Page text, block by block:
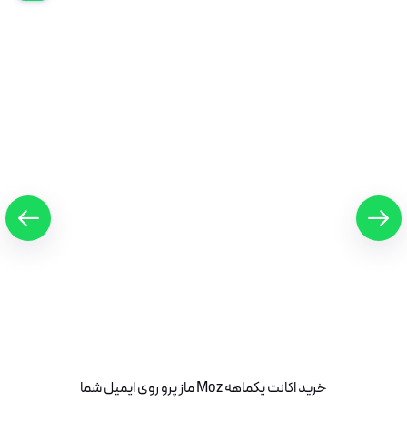
خرید اکانت یکماهه Moz ماز پرو روی ایمیل شما